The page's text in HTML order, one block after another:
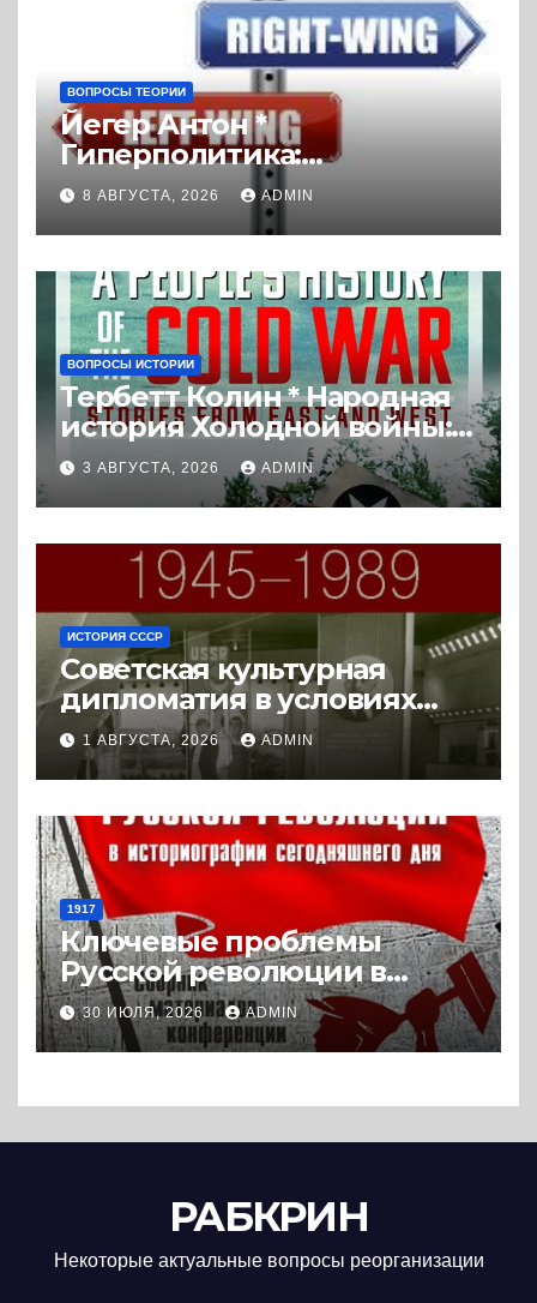
ВОПРОСЫ ТЕОРИИ
Йегер Антон *
Гиперполитика:
Экстремальная
политизация без
политических
последствий (2026) *
Реферат книги
8 АВГУСТА, 2026 ADMIN
ВОПРОСЫ ИСТОРИИ
Тербетт Колин * Народная
история Холодной войны:
истории с Востока и Запада
(2023) * Реферат книги
3 АВГУСТА, 2026 ADMIN
ИСТОРИЯ СССР
Советская культурная
дипломатия в условиях
Холодной войны. 1945-1989.
(2018) * Книга
1 АВГУСТА, 2026 ADMIN
1917
Ключевые проблемы
Русской революции в
историографии
сегодняшнего дня (2024) *
Книга
30 ИЮЛЯ, 2026 ADMIN
РАБКРИН
Некоторые актуальные вопросы реорганизации